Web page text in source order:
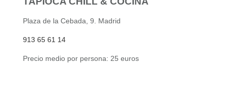
Plaza de la Cebada, 9. Madrid
913 65 61 14
Precio medio por persona: 25 euros